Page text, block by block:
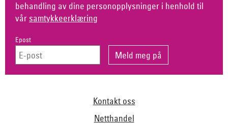
behandling av dine personopplysninger i henhold til
vår samtykkeerklæring
Epost
Kontakt oss
Netthandel